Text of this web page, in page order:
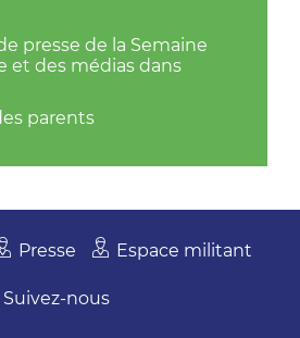
presse de la Semaine
et des médias dans
parents
Presse Espace militant
Suivez-nous